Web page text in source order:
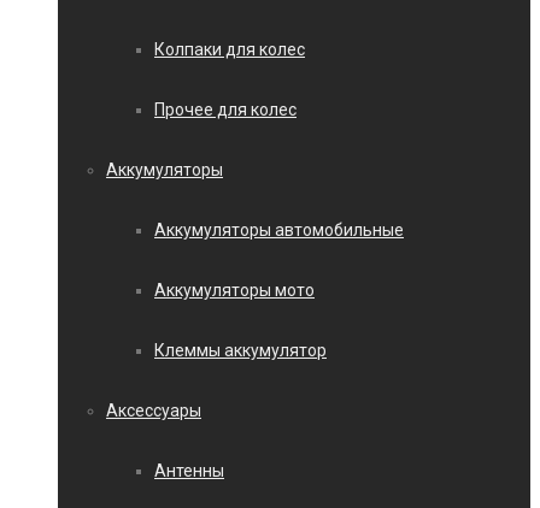
Колпаки для колес
Прочее для колес
Аккумуляторы
Аккумуляторы автомобильные
Аккумуляторы мото
Клеммы аккумулятор
Аксессуары
Антенны